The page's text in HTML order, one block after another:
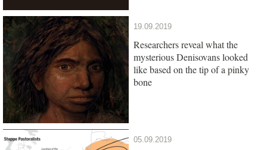
19.09.2019
Researchers reveal what the
mysterious Denisovans looked
like based on the tip of a pinky
bone
05.09.2019